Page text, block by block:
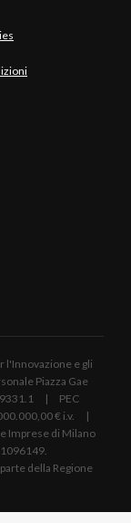
e gli
Piazza Gae
| PEC
€ i.v. |
Imprese di Milano
della Regione